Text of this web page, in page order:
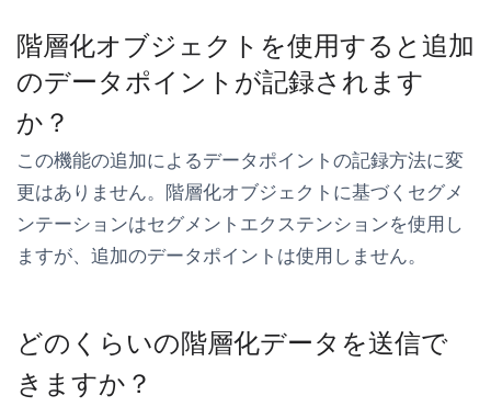
階層化オブジェクトを使用すると追加
のデータポイントが記録されます
か？
この機能の追加によるデータポイントの記録方法に変
更はありません。階層化オブジェクトに基づくセグメ
ンテーションはセグメントエクステンションを使用し
ますが、追加のデータポイントは使用しません。
どのくらいの階層化データを送信で
きますか？